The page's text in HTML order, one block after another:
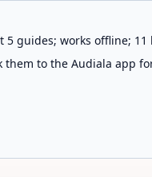
guides; works offline;
them to the Audiala app